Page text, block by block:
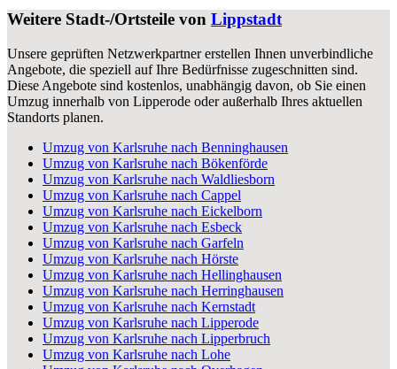
Weitere Stadt-/Ortsteile von Lippstadt
Unsere geprüften Netzwerkpartner erstellen Ihnen unverbindliche
Angebote, die speziell auf Ihre Bedürfnisse zugeschnitten sind.
Diese Angebote sind kostenlos, unabhängig davon, ob Sie einen
Umzug innerhalb von Lipperode oder außerhalb Ihres aktuellen
Standorts planen.
Umzug von Karlsruhe nach Benninghausen
Umzug von Karlsruhe nach Bökenförde
Umzug von Karlsruhe nach Waldliesborn
Umzug von Karlsruhe nach Cappel
Umzug von Karlsruhe nach Eickelborn
Umzug von Karlsruhe nach Esbeck
Umzug von Karlsruhe nach Garfeln
Umzug von Karlsruhe nach Hörste
Umzug von Karlsruhe nach Hellinghausen
Umzug von Karlsruhe nach Herringhausen
Umzug von Karlsruhe nach Kernstadt
Umzug von Karlsruhe nach Lipperode
Umzug von Karlsruhe nach Lipperbruch
Umzug von Karlsruhe nach Lohe